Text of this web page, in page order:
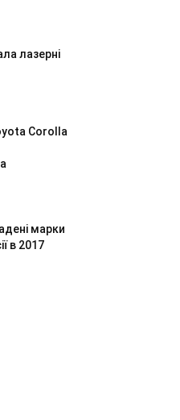
лазерні
Corolla
марки
в 2017